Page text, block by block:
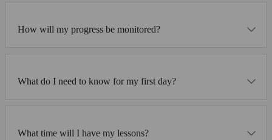
How will my progress be monitored?
What do I need to know for my first day?
What time will I have my lessons?